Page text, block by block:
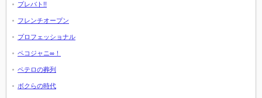
プレバト!!
フレンチオープン
プロフェッショナル
ペコジャニ∞！
ペテロの葬列
ボクらの時代